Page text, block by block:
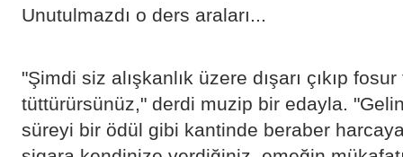
​Unutulmazdı o ders araları...
"Şimdi siz alışkanlık üzere dışarı çıkıp
tüttürürsünüz," derdi muzip bir edayla.
süreyi bir ödül gibi kantinde beraber